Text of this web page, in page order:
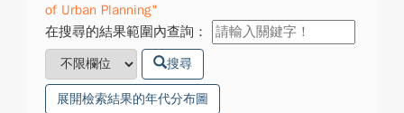
of Urban Planning"
在搜尋的結果範圍內查詢：
搜尋
展開檢索結果的年代分布圖